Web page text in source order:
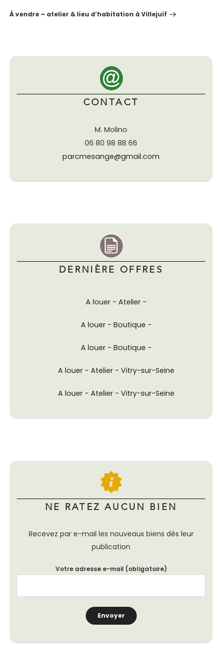
À vendre – atelier & lieu d’habitation à Villejuif
CONTACT
M. Molino
06 80 98 88 66
parcmesange@gmail.com
DERNIÈRE OFFRES
A louer - Atelier -
A louer - Boutique -
A louer - Boutique -
A louer - Atelier - Vitry-sur-Seine
A louer - Atelier - Vitry-sur-Seine
NE RATEZ AUCUN BIEN
Recevez par e-mail les nouveaux biens dés leur
publication
Votre adresse e-mail (obligatoire)